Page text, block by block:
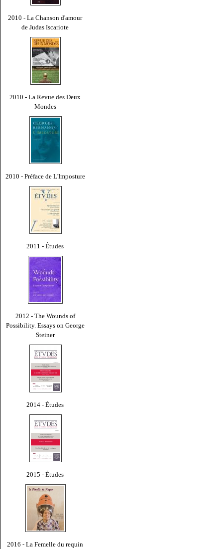
2010 - La Chanson d'amour
de Judas Iscariote
2010 - La Revue des Deux
Mondes
2010 - Préface de L'Imposture
2011 - Études
2012 - The Wounds of
Possibility. Essays on George
Steiner
2014 - Études
2015 - Études
2016 - La Femelle du requin